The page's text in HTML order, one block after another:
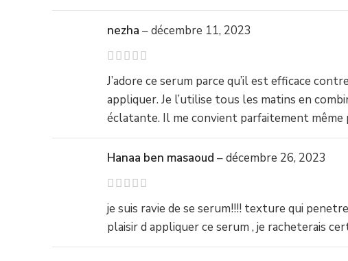
nezha –décembre 11, 2023
J’adore ce serum parce qu’il est efficace
appliquer. Je l’utilise tous les matins en
éclatante. Il me convient parfaitement même
Hanaa ben masaoud –décembre 26, 2023
je suis ravie de se serum!!!! texture qui
plaisir d appliquer ce serum , je racheterais